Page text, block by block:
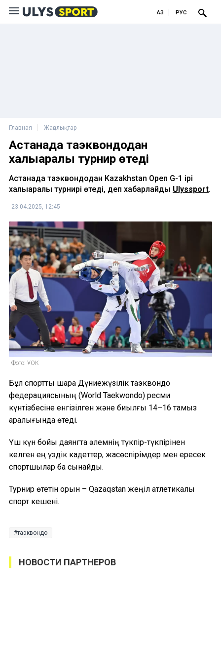
ҚАЗ РУС
Главная Жаңалықтар
Астанада таэквондодан
халықаралық турнир өтеді
Астанада таэквондодан Kazakhstan Open G-1 ірі
халықаралық турнирі өтеді, деп хабарлайды Ulyssport.
23.04.2025, 12:45
Фото: ҰОК
Бұл спорттық шара Дүниежүзілік таэквондо
федерациясының (World Taekwondo) ресми
күнтізбесіне енгізілген және биылғы 14–16 тамыз
аралығында өтеді.
Үш күн бойы даянгта әлемнің түкпір-түкпірінен
келген ең үздік кадеттер, жасөспірімдер мен ересек
спортшылар бақ сынайды.
Турнир өтетін орын – Qazaqstan жеңіл атлетикалық
спорт кешені.
таэквондо
НОВОСТИ ПАРТНЕРОВ